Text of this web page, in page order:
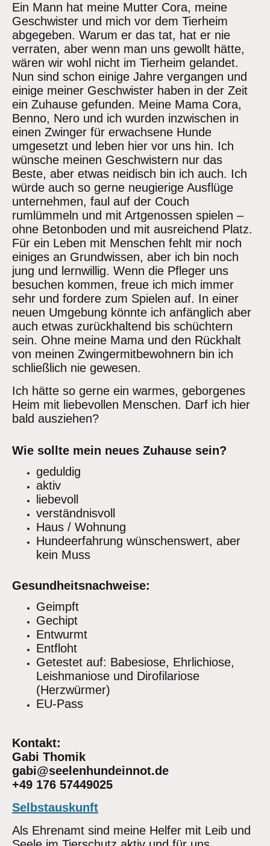
Ein Mann hat meine Mutter Cora, meine
Geschwister und mich vor dem Tierheim
abgegeben. Warum er das tat, hat er nie
verraten, aber wenn man uns gewollt hätte,
wären wir wohl nicht im Tierheim gelandet.
Nun sind schon einige Jahre vergangen und
einige meiner Geschwister haben in der Zeit
ein Zuhause gefunden. Meine Mama Cora,
Benno, Nero und ich wurden inzwischen in
einen Zwinger für erwachsene Hunde
umgesetzt und leben hier vor uns hin. Ich
wünsche meinen Geschwistern nur das
Beste, aber etwas neidisch bin ich auch. Ich
würde auch so gerne neugierige Ausflüge
unternehmen, faul auf der Couch
rumlümmeln und mit Artgenossen spielen –
ohne Betonboden und mit ausreichend Platz.
Für ein Leben mit Menschen fehlt mir noch
einiges an Grundwissen, aber ich bin noch
jung und lernwillig. Wenn die Pfleger uns
besuchen kommen, freue ich mich immer
sehr und fordere zum Spielen auf. In einer
neuen Umgebung könnte ich anfänglich aber
auch etwas zurückhaltend bis schüchtern
sein. Ohne meine Mama und den Rückhalt
von meinen Zwingermitbewohnern bin ich
schließlich nie gewesen.
Ich hätte so gerne ein warmes, geborgenes
Heim mit liebevollen Menschen. Darf ich hier
bald ausziehen?
Wie sollte mein neues Zuhause sein?
geduldig
aktiv
liebevoll
verständnisvoll
Haus / Wohnung
Hundeerfahrung wünschenswert, aber
kein Muss
Gesundheitsnachweise:
Geimpft
Gechipt
Entwurmt
Entfloht
Getestet auf: Babesiose, Ehrlichiose,
Leishmaniose und Dirofilariose
(Herzwürmer)
EU-Pass
Kontakt:
Gabi Thomik
gabi@seelenhundeinnot.de
+49 176 57449025
Selbstauskunft
Als Ehrenamt sind meine Helfer mit Leib und